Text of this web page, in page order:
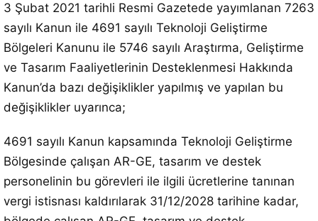
3 Şubat 2021 tarihli Resmi Gazetede yayımlanan 7263
sayılı Kanun ile 4691 sayılı Teknoloji Geliştirme
Bölgeleri Kanunu ile 5746 sayılı Araştırma, Geliştirme
ve Tasarım Faaliyetlerinin Desteklenmesi Hakkında
Kanun’da bazı değişiklikler yapılmış ve yapılan bu
değişiklikler uyarınca;
4691 sayılı Kanun kapsamında Teknoloji Geliştirme
Bölgesinde çalışan AR-GE, tasarım ve destek
personelinin bu görevleri ile ilgili ücretlerine tanınan
vergi istisnası kaldırılarak 31/12/2028 tarihine kadar,